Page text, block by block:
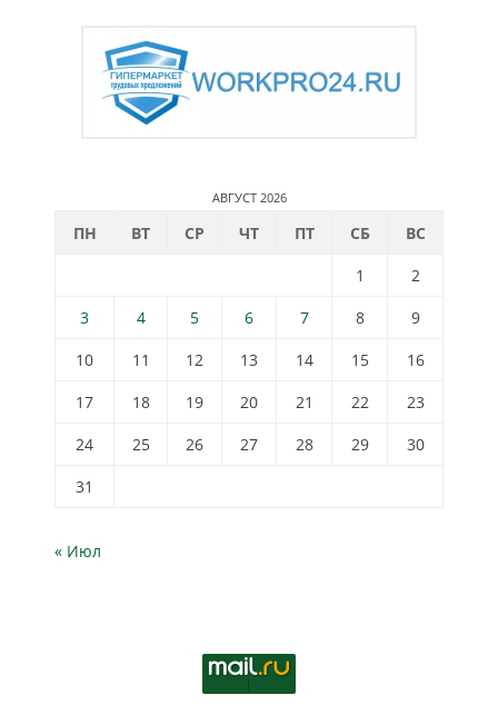
АВГУСТ 2026
ПН ВТ СР ЧТ ПТ СБ
ВС
1
2
3
4 5 6 7 8
9
10
11 12 13 14 15
16
17
18 19 20 21 22
23
24
25 26 27 28 29
30
31
« Июл